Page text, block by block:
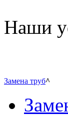
Наши
Замена труб^